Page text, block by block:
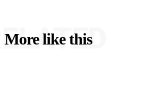
More like this
RELATED